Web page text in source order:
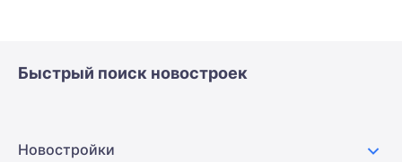
Быстрый поиск новостроек
Новостройки